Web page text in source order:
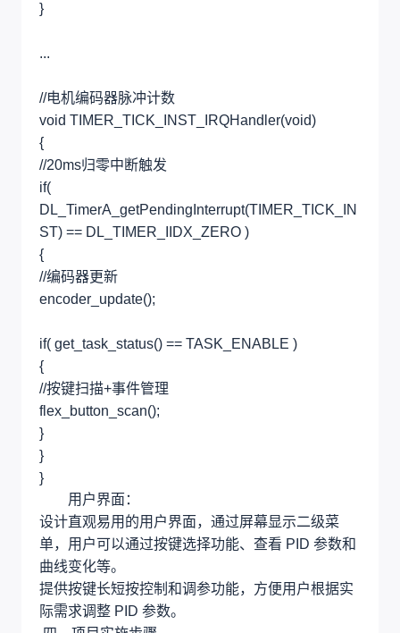
}
...
//电机编码器脉冲计数
void TIMER_TICK_INST_IRQHandler(void)
{
//20ms归零中断触发
if(
DL_TimerA_getPendingInterrupt(TIMER_TICK_IN
ST) == DL_TIMER_IIDX_ZERO )
{
//编码器更新
encoder_update();
if( get_task_status() == TASK_ENABLE )
{
//按键扫描+事件管理
flex_button_scan();
}
}
}
用户界面：
设计直观易用的用户界面，通过屏幕显示二级菜
单，用户可以通过按键选择功能、查看 PID 参数和
曲线变化等。
提供按键长短按控制和调参功能，方便用户根据实
际需求调整 PID 参数。